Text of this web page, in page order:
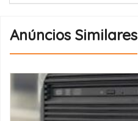
Anúncios Similares